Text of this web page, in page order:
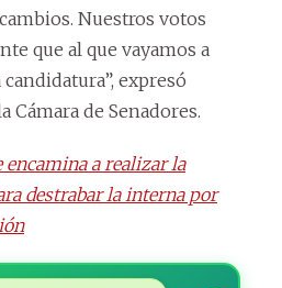
Nuestros votos
que al que vayamos a
candidatura”, expresó
Cámara de Senadores.
encamina a realizar la
destrabar la interna por